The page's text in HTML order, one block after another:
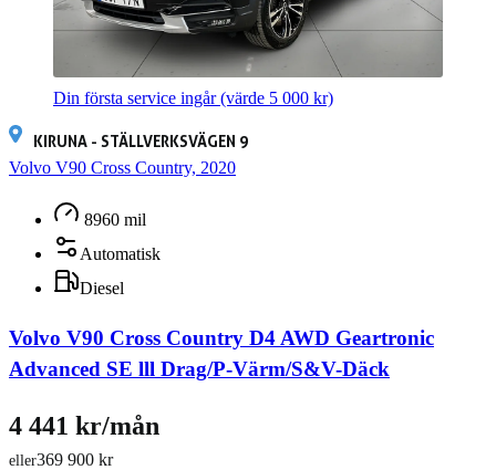
Din första service ingår (värde 5 000 kr)
KIRUNA - STÄLLVERKSVÄGEN 9
Volvo V90 Cross Country, 2020
8960 mil
Automatisk
Diesel
Volvo V90 Cross Country D4 AWD Geartronic
Advanced SE lll Drag/P-Värm/S&V-Däck
369 900 kr
eller
4 441 kr/mån